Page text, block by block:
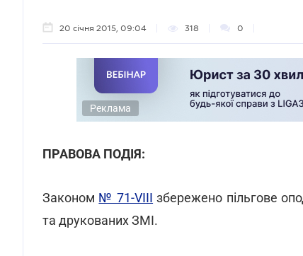
20 січня 2015, 09:04 318 0
Реклама
ПРАВОВА ПОДІЯ:
Законом № 71-VIII збережено пільгове
та друкованих ЗМІ.